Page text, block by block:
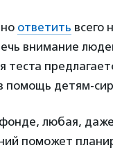
ответить всего
внимание
теста
помощь детям-
любая,
поможет